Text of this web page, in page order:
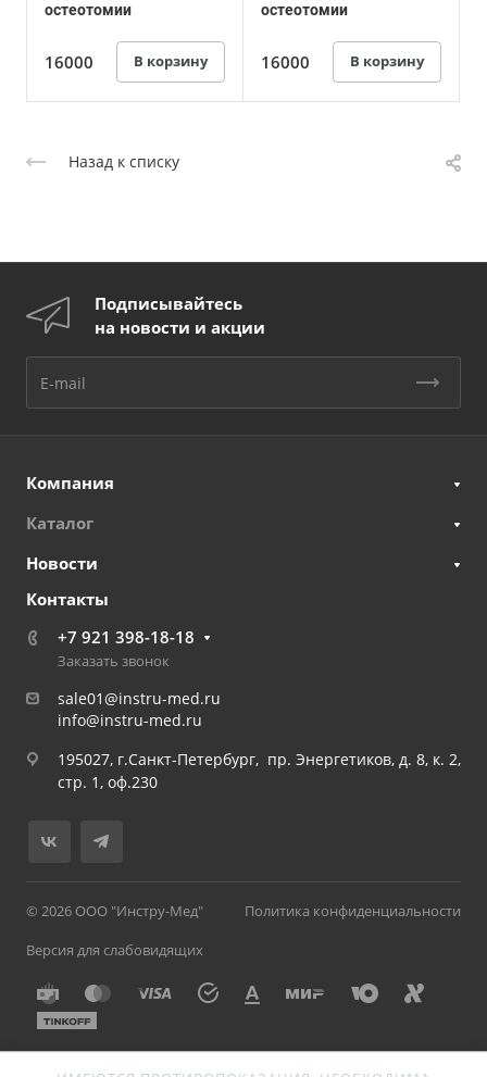
остеотомии
16000 В корзину
остеотомии
16000 В корзину
Назад к списку
Подписывайтесь
на новости и акции
Компания
Каталог
Новости
Контакты
+7 921 398-18-18
Заказать звонок
sale01@instru-med.ru
info@instru-med.ru
195027, г.Санкт-Петербург, пр. Энергетиков, д. 8, к. 2,
стр. 1, оф.230
© 2026 ООО "Инстру-Мед"
Политика конфиденциальности
Версия для слабовидящих